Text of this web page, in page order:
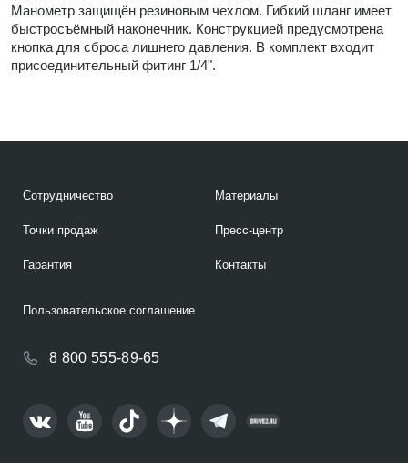
Манометр защищён резиновым чехлом. Гибкий шланг имеет
быстросъёмный наконечник. Конструкцией предусмотрена
кнопка для сброса лишнего давления. В комплект входит
присоединительный фитинг 1/4".
Сотрудничество
Точки продаж
Гарантия
Материалы
Пресс-центр
Контакты
8 800 555-89-65
Пользовательское соглашение